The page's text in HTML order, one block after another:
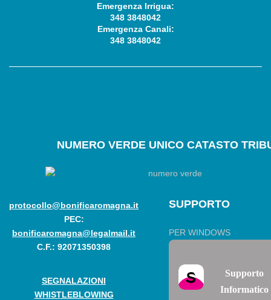
Emergenza Irrigua:
348 3848042
Emergenza Canali:
348 3848042
NUMEROVERDE UNICO CATASTO
protocollo@bonificaromagna.it
PEC:
bonificaromagna@legalmail.it
C.F.: 92071350398
SEGNALAZIONI
WHISTLEBLOWING
SUPPORTO
PER WINDOWS
Supporto
Informatico